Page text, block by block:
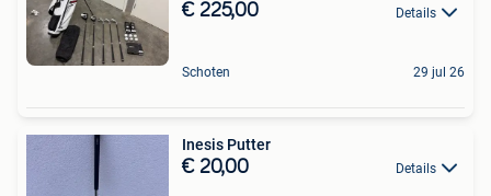
€ 225,00 Details
Schoten 29 jul 26
Inesis Putter
€ 20,00 Details